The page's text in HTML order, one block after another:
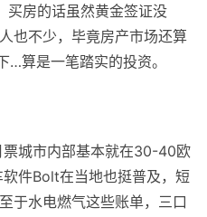
买房的话虽然黄金签证没
也不少，毕竟房产市场还算
…算是一笔踏实的投资。
城市内部基本就在30-40欧
件Bolt在当地也挺普及，短
于水电燃气这些账单，三口